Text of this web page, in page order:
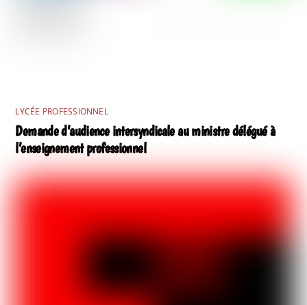
LYCÉE PROFESSIONNEL
Demande d’audience intersyndicale au ministre délégué à
l’enseignement professionnel